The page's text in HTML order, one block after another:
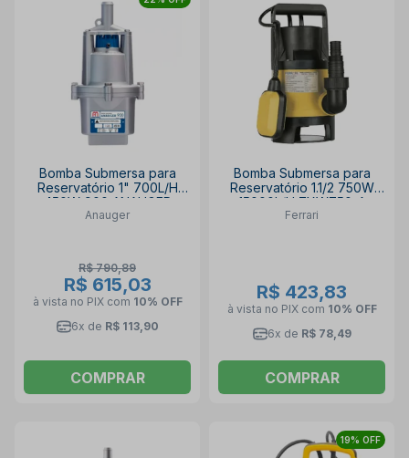
Bomba Submersa para
Reservatório 1" 700L/H
450W 900 ANAUGER
Anauger
R$ 790,89
R$ 615,03
à vista no PIX com 10% OFF
6x de R$ 113,90
COMPRAR
Bomba Submersa para
Reservatório 1.1/2 750W
15000L/H ZXW750-A
FERRARI
Ferrari
R$ 423,83
à vista no PIX com 10% OFF
6x de R$ 78,49
COMPRAR
19% OFF